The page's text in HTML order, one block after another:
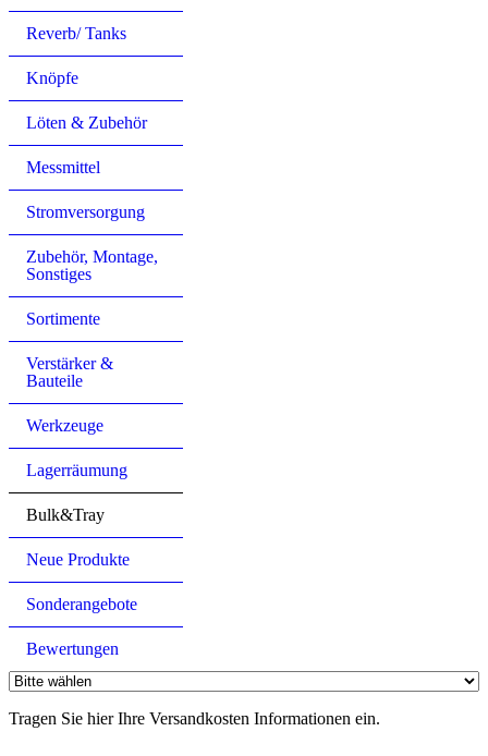
Reverb/ Tanks
Knöpfe
Löten & Zubehör
Messmittel
Stromversorgung
Zubehör, Montage,
Sonstiges
Sortimente
Verstärker &
Bauteile
Werkzeuge
Lagerräumung
Bulk&Tray
Neue Produkte
Sonderangebote
Bewertungen
Tragen Sie hier Ihre Versandkosten Informationen ein.